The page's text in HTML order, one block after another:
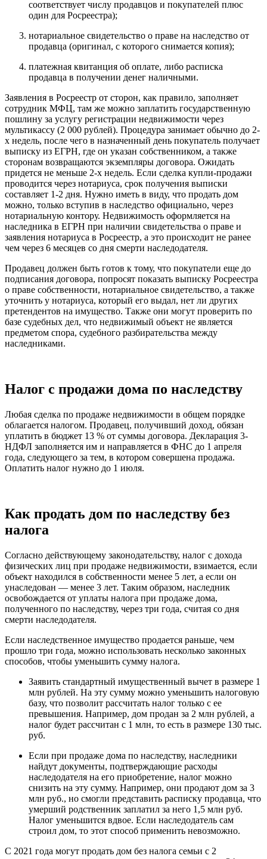
соответствует числу продавцов и покупателей плюс
один для Росреестра);
нотариальное свидетельство о праве на наследство от
продавца (оригинал, с которого снимается копия);
платежная квитанция об оплате, либо расписка
продавца в получении денег наличными.
Заявления в Росреестр от сторон, как правило, заполняет
сотрудник МФЦ, там же можно заплатить государственную
пошлину за услугу регистрации недвижимости через
мультикассу (2 000 рублей). Процедура занимает обычно до 2-
х недель, после чего в назначенный день покупатель получает
выписку из ЕГРН, где он указан собственником, а также
сторонам возвращаются экземпляры договора. Ожидать
придется не меньше 2-х недель. Если сделка купли-продажи
проводится через нотариуса, срок получения выписки
составляет 1-2 дня. Нужно иметь в виду, что продать дом
можно, только вступив в наследство официально, через
нотариальную контору. Недвижимость оформляется на
наследника в ЕГРН при наличии свидетельства о праве и
заявления нотариуса в Росреестр, а это происходит не ранее
чем через 6 месяцев со дня смерти наследодателя.
Продавец должен быть готов к тому, что покупатели еще до
подписания договора, попросят показать выписку Росреестра
о праве собственности, нотариальное свидетельство, а также
уточнить у нотариуса, который его выдал, нет ли других
претендентов на имущество. Также они могут проверить по
базе судебных дел, что недвижимый объект не является
предметом спора, судебного разбирательства между
наследниками.
Налог с продажи дома по наследству
Любая сделка по продаже недвижимости в общем порядке
облагается налогом. Продавец, получивший доход, обязан
уплатить в бюджет 13 % от суммы договора. Декларация 3-
НДФЛ заполняется им и направляется в ФНС до 1 апреля
года, следующего за тем, в котором совершена продажа.
Оплатить налог нужно до 1 июля.
Как продать дом по наследству без
налога
Согласно действующему законодательству, налог с дохода
физических лиц при продаже недвижимости, взимается, если
объект находился в собственности менее 5 лет, а если он
унаследован — менее 3 лет. Таким образом, наследник
освобождается от уплаты налога при продаже дома,
полученного по наследству, через три года, считая со дня
смерти наследодателя.
Если наследственное имущество продается раньше, чем
прошло три года, можно использовать несколько законных
способов, чтобы уменьшить сумму налога.
Заявить стандартный имущественный вычет в размере 1
млн рублей. На эту сумму можно уменьшить налоговую
базу, что позволит рассчитать налог только с ее
превышения. Например, дом продан за 2 млн рублей, а
налог будет рассчитан с 1 млн, то есть в размере 130 тыс.
руб.
Если при продаже дома по наследству, наследники
найдут документы, подтверждающие расходы
наследодателя на его приобретение, налог можно
снизить на эту сумму. Например, они продают дом за 3
млн руб., но смогли представить расписку продавца, что
умерший родственник заплатил за него 1,5 млн руб.
Налог уменьшится вдвое. Если наследодатель сам
строил дом, то этот способ применить невозможно.
С 2021 года могут продать дом без налога семьи с 2